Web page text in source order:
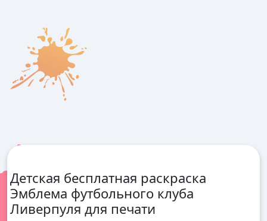
Детская бесплатная раскраска
Эмблема футбольного клуба
Ливерпуля для печати